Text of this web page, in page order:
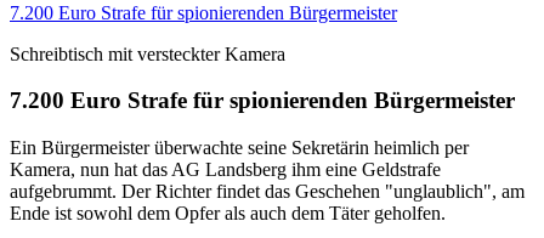
7.200 Euro Strafe für spionierenden Bürgermeister
Schreibtisch mit versteckter Kamera
7.200 Euro Strafe für spionierenden Bürgermeister
Ein Bürgermeister überwachte seine Sekretärin heimlich per
Kamera, nun hat das AG Landsberg ihm eine Geldstrafe
aufgebrummt. Der Richter findet das Geschehen "unglaublich", am
Ende ist sowohl dem Opfer als auch dem Täter geholfen.